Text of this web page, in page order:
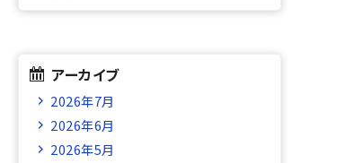
アーカイブ
2026年7月
2026年6月
2026年5月